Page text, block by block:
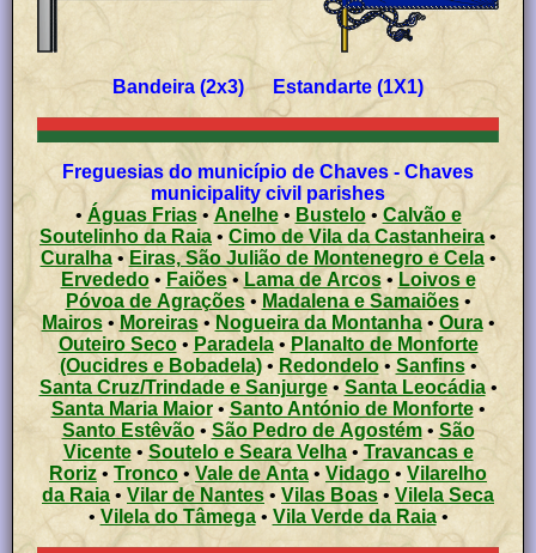
Bandeira (2x3) Estandarte (1X1)
Freguesias do município de Chaves - Chaves
municipality civil parishes
• Águas Frias• Anelhe• Bustelo• Calvão e
Soutelinho da Raia • Cimo de Vila da Castanheira •
Curalha• Eiras, São Julião de Montenegro e Cela•
Ervededo• Faiões• Lama de Arcos• Loivos e
Póvoa de Agrações• Madalena e Samaiões•
Mairos•Moreiras•Nogueira da Montanha• Oura•
Outeiro Seco• Paradela• Planalto de Monforte
(Oucidres e Bobadela)• Redondelo• Sanfins•
Santa Cruz/Trindade e Sanjurge• Santa Leocádia•
Santa Maria Maior•Santo António de Monforte•
Santo Estêvão• São Pedro de Agostém• São
Vicente• Soutelo e Seara Velha• Travancas e
Roriz • Tronco • Vale de Anta • Vidago•Vilarelho
da Raia • Vilar de Nantes • Vilas Boas • Vilela Seca
• Vilela do Tâmega• Vila Verde da Raia•